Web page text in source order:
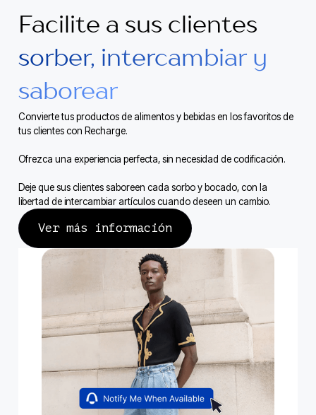
Facilite a sus clientes
sorber, intercambiar y
saborear
Convierte tus productos de alimentos y bebidas en los favoritos de
tus clientes con Recharge.
Ofrezca una experiencia perfecta, sin necesidad de codificación.
Deje que sus clientes saboreen cada sorbo y bocado, con la
libertad de intercambiar artículos cuando deseen un cambio.
Ver más información